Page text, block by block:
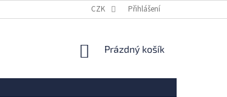
REKLAMACE VRÁCENÍ ZBOŽÍ
CZK Přihlášení
NÁKUPNÍ
Prázdný košík